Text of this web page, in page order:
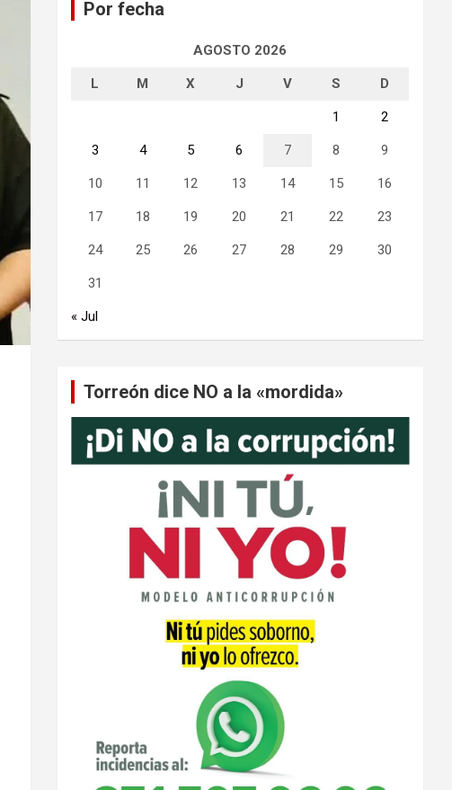
Por fecha
AGOSTO 2026
L M X J V S D
1 2
3 4 5 6 7 8 9
10 11 12 13 14 15 16
17 18 19 20 21 22 23
24 25 26 27 28 29 30
31
« Jul
Torreón dice NO a la «mordida»